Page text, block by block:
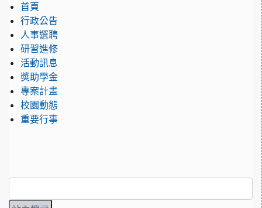
首頁
行政公告
人事選聘
研習進修
活動訊息
獎助學金
專案計畫
校園動態
重要行事